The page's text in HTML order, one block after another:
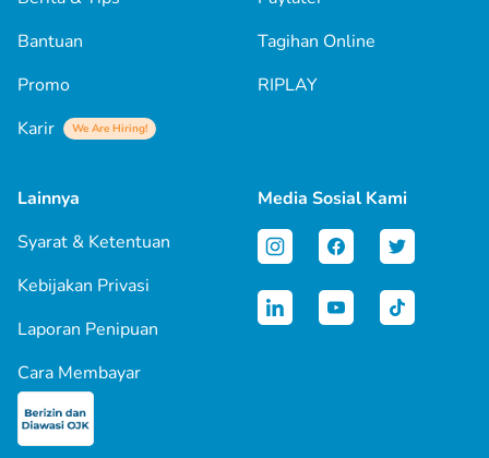
Bantuan
Promo
Karir
We Are Hiring!
Tagihan Online
RIPLAY
Lainnya
Syarat & Ketentuan
Kebijakan Privasi
Laporan Penipuan
Cara Membayar
Media Sosial Kami